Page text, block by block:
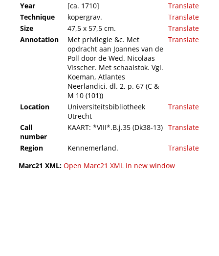
Year [ca. 1710]
Translate
Technique
kopergrav.
Translate
Size
47,5 x 57,5 cm.
Translate
Annotation
Met privilegie &c. Met
opdracht aan Joannes van de
Poll door de Wed. Nicolaas
Visscher. Met schaalstok. Vgl.
Koeman, Atlantes
Neerlandici, dl. 2, p. 67 (C &
M 10 (101))
Translate
Location
Universiteitsbibliotheek
Utrecht
Translate
Call
number
KAART: *VIII*.B.j.35 (Dk38-13) Translate
Region Kennemerland.
Translate
Marc21 XML: Open Marc21 XML in new window